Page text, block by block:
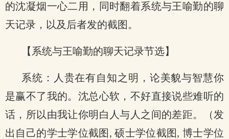
的沈凝烟一心二用，同时翻着系统与王喻勤的聊
天记录，以及后者发的截图。
【系统与王喻勤的聊天记录节选】
系统：人贵在有自知之明，论美貌与智慧你
是赢不了我的。沈总心软，不好直接说些难听的
话，所以由我让你明白人与人之间的差距。（发
出自己的学士学位截图, 硕士学位截图, 博士学位